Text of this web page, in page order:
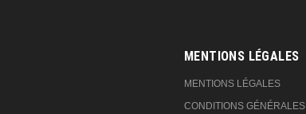
MENTIONS LÉGALES
MENTIONS LÉGALES
CONDITIONS GÉNÉRALES